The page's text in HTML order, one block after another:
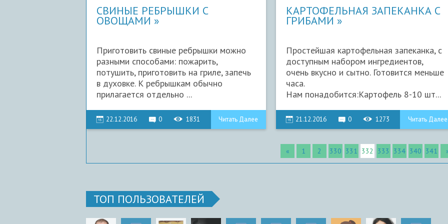
СВИНЫЕ РЕБРЫШКИ С
ОВОЩАМИ
Приготовить свиные ребрышки можно
разными способами: пожарить,
потушить, приготовить на гриле, запечь
в духовке. К ребрышкам обычно
прилагается отдельно ...
22.12.2016 0 1831 Читать Далее
КАРТОФЕЛЬНАЯ ЗАПЕКАНКА С
ГРИБАМИ
Простейшая картофельная запеканка, с
доступным набором ингредиентов,
очень вкусно и сытно. Готовится меньше
часа.
Нам понадобится:Картофель 8-10 шт...
21.12.2016 0 1273 Читать Далее
« 1 2 330 331 332 333 334 340 341
ТОП ПОЛЬЗОВАТЕЛЕЙ